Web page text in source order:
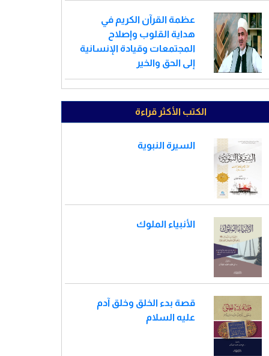
عظمة القرآن الكريم في
هداية القلوب وإصلاح
المجتمعات وقيادة الإنسانية
إلى الحق والخير
الكتب الأكثر قراءة
السيرة النبوية
الأنبياء الملوك
قصة بدء الخلق وخلق آدم
عليه السلام